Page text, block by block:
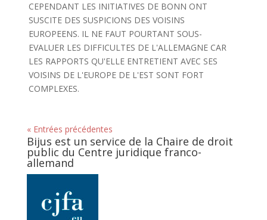
CEPENDANT LES INITIATIVES DE BONN ONT
SUSCITE DES SUSPICIONS DES VOISINS
EUROPEENS. IL NE FAUT POURTANT SOUS-
EVALUER LES DIFFICULTES DE L'ALLEMAGNE CAR
LES RAPPORTS QU'ELLE ENTRETIENT AVEC SES
VOISINS DE L'EUROPE DE L'EST SONT FORT
COMPLEXES.
« Entrées précédentes
Bijus est un service de la Chaire de droit
public du Centre juridique franco-
allemand